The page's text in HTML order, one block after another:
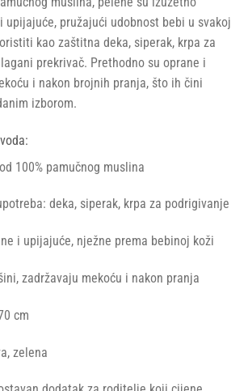
upijajuće, pružajući udobnost bebi u svakoj
kao zaštitna deka, siperak, krpa za
prekrivač. Prethodno su oprane i
i nakon brojnih pranja, što ih čini
izborom.
100% pamučnog muslina
deka, siperak, krpa za podrigivanje
i upijajuće, nježne prema bebinoj koži
zadržavaju mekoću i nakon pranja
cm
zelena